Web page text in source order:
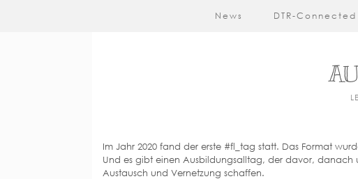
News DTR-Connected
Im Jahr 2020 fand der erste #fl_tag statt. Das Format
Und es gibt einen Ausbildungsalltag, der davor, danach
Austausch und Vernetzung schaffen.